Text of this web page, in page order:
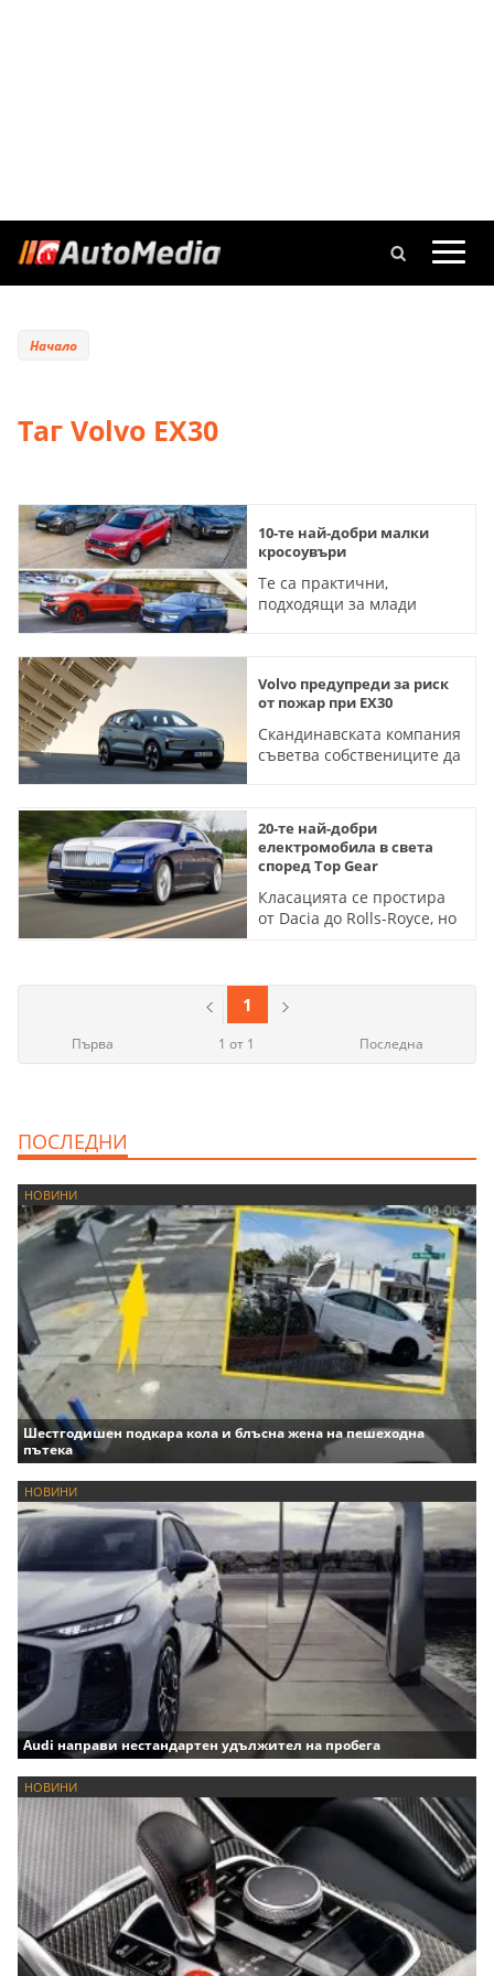
Начало
Таг Volvo EX30
10-те най-добри малки
кросоувъри
Те са практични,
подходящи за млади
Volvo предупреди за риск
от пожар при EX30
Скандинавската компания
съветва собствениците да
20-те най-добри
електромобила в света
според Top Gear
Класацията се простира
от Dacia до Rolls-Royce, но
1 от 1 Последна
1
Първа
ПОСЛЕДНИ
НОВИНИ
Шестгодишен подкара кола и блъсна жена на пешеходна
пътека
НОВИНИ
Audi направи нестандартен удължител на пробега
НОВИНИ